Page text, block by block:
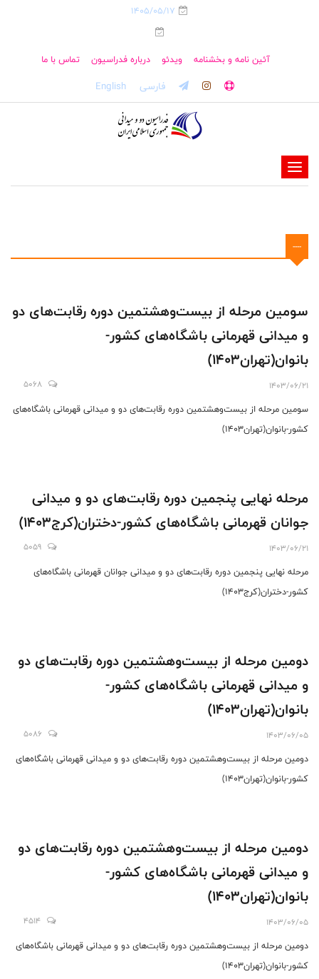
1405/05/17
آئین نامه و بخشنامه ویدئو درباره فدراسیون تماس با ما
فارسی English
-
-
-
-----
سومین مرحله از بیست‌وهشتمین دوره رقابت‌های دو
و میدانی قهرمانی باشگاه‌های کشور-
بانوان(تهران1403)
1403/06/21
5068
سومین مرحله از بیست‌وهشتمین دوره رقابت‌های دو و میدانی قهرمانی باشگاه‌های
کشور-بانوان(تهران1403)
مرحله نهایی پنجمین دوره رقابت‌های دو و میدانی
جوانان قهرمانی باشگاه‌های کشور-دختران(کرج1403)
1403/06/21
5059
مرحله نهایی پنجمین دوره رقابت‌های دو و میدانی جوانان قهرمانی باشگاه‌های
کشور-دختران(کرج1403)
دومین مرحله از بیست‌وهشتمین دوره رقابت‌های دو
و میدانی قهرمانی باشگاه‌های کشور-
بانوان(تهران1403)
1403/06/05
5086
دومین مرحله از بیست‌وهشتمین دوره رقابت‌های دو و میدانی قهرمانی باشگاه‌های
کشور-بانوان(تهران1403)
دومین مرحله از بیست‌وهشتمین دوره رقابت‌های دو
و میدانی قهرمانی باشگاه‌های کشور-
بانوان(تهران1403)
1403/06/05
4514
دومین مرحله از بیست‌وهشتمین دوره رقابت‌های دو و میدانی قهرمانی باشگاه‌های
کشور-بانوان(تهران1403)